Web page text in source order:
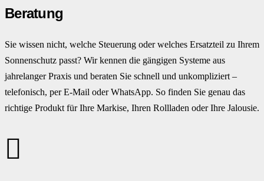
Beratung
Sie wissen nicht, welche Steuerung oder welches Ersatzteil zu Ihrem
Sonnenschutz passt? Wir kennen die gängigen Systeme aus
jahrelanger Praxis und beraten Sie schnell und unkompliziert –
telefonisch, per E-Mail oder WhatsApp. So finden Sie genau das
richtige Produkt für Ihre Markise, Ihren Rollladen oder Ihre Jalousie.